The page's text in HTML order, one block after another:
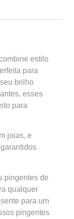
estilo
para
brilho
esses
para
joias, e
pingentes de
qualquer
para um
pingentes